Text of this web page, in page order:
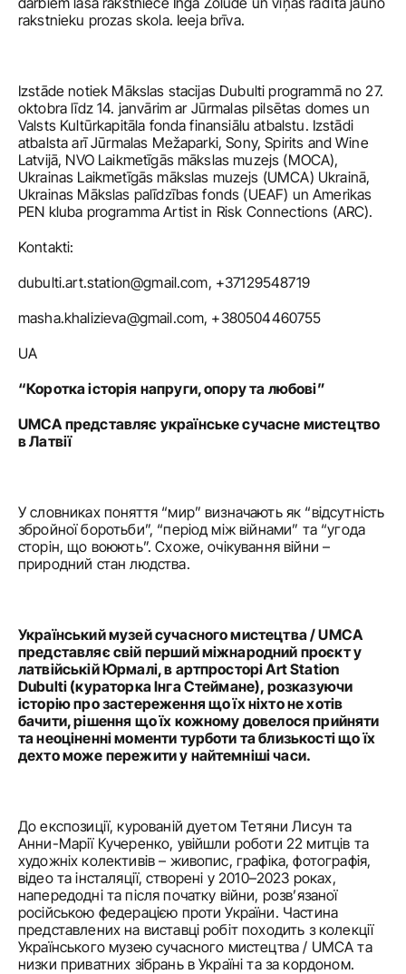
rakstnieku prozas skola. Ieeja brīva.
Izstāde notiek Mākslas stacijas Dubulti programmā no 27.
oktobra līdz 14. janvārim ar Jūrmalas pilsētas domes un
Valsts Kultūrkapitāla fonda finansiālu atbalstu. Izstādi
atbalsta arī Jūrmalas Mežaparki, Sony, Spirits and Wine
Latvijā, NVO Laikmetīgās mākslas muzejs (MOCA),
Ukrainas Laikmetīgās mākslas muzejs (UMCA) Ukrainā,
Ukrainas Mākslas palīdzības fonds (UEAF) un Amerikas
PEN kluba programma Artist in Risk Connections (ARC).
Kontakti:
dubulti.art.station@gmail.com, +37129548719
masha.khalizieva@gmail.com, +380504460755
UA
“Коротка історія напруги, опору та любові”
UMCA представляє українське сучасне мистецтво
в Латвії
У словниках поняття “мир” визначають як “відсутність
збройної боротьби”, “період між війнами” та “угода
сторін, що воюють”. Схоже, очікування війни –
природний стан людства.
Український музей сучасного мистецтва / UMCA
представляє свій перший міжнародний проєкт у
латвійській Юрмалі, в артпросторі Art Station
Dubulti (кураторка Інга Стеймане), розказуючи
історію про застереження що їх ніхто не хотів
бачити, рішення що їх кожному довелося прийняти
та неоціненні моменти турботи та близькості що їх
дехто може пережити у найтемніші часи.
До експозиції, курованій дуетом Тетяни Лисун та
Анни-Марії Кучеренко, увійшли роботи 22 митців та
художніх колективів – живопис, графіка, фотографія,
відео та інсталяції, створені у 2010–2023 роках,
напередодні та після початку війни, розв’язаної
російською федерацією проти України. Частина
представлених на виставці робіт походить з колекції
Українського музею сучасного мистецтва / UMCA та
низки приватних зібрань в Україні та за кордоном.